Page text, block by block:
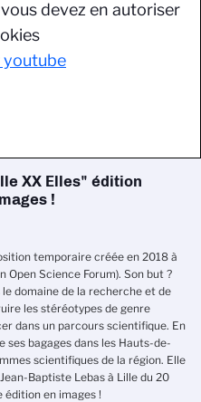
devez en autoriser
XX Elles" édition
!
temporaire créée en 2018 à
Open Science Forum). Son but ?
domaine de la recherche et de
les stéréotypes de genre
dans un parcours scientifique. En
ses bagages dans les Hauts-de-
scientifiques de la région. Elle
Baptiste Lebas à Lille du 20
en images !